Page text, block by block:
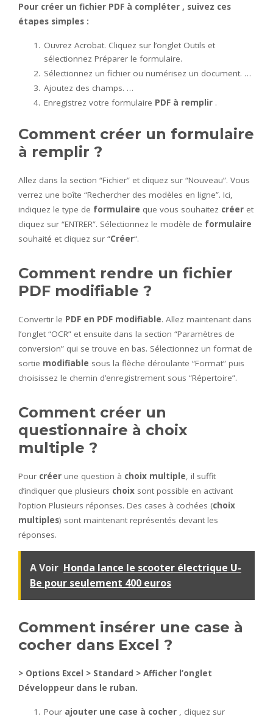
Pour créer un fichier PDF à compléter , suivez ces
étapes simples :
Ouvrez Acrobat. Cliquez sur l’onglet Outils et
sélectionnez Préparer le formulaire.
Sélectionnez un fichier ou numérisez un document. …
Ajoutez des champs. …
Enregistrez votre formulaire PDF à remplir .
Comment créer un formulaire
à remplir ?
Allez dans la section “Fichier” et cliquez sur “Nouveau”. Vous
verrez une boîte “Rechercher des modèles en ligne”. Ici,
indiquez le type de formulaire que vous souhaitez créer et
cliquez sur “ENTRER”. Sélectionnez le modèle de formulaire
souhaité et cliquez sur “Créer“.
Comment rendre un fichier
PDF modifiable ?
Convertir le PDF en PDF modifiable. Allez maintenant dans
l’onglet “OCR” et ensuite dans la section “Paramètres de
conversion” qui se trouve en bas. Sélectionnez un format de
sortie modifiable sous la flèche déroulante “Format” puis
choisissez le chemin d’enregistrement sous “Répertoire”.
Comment créer un
questionnaire à choix
multiple ?
Pour créer une question à choix multiple, il suffit
d’indiquer que plusieurs choix sont possible en activant
l’option Plusieurs réponses. Des cases à cochées (choix
multiples) sont maintenant représentés devant les
réponses.
A Voir Honda lance le scooter électrique U-
Be pour seulement 400 euros
Comment insérer une case à
cocher dans Excel ?
> Options Excel > Standard > Afficher l’onglet
Développeur dans le ruban.
Pour ajouter une case à cocher , cliquez sur